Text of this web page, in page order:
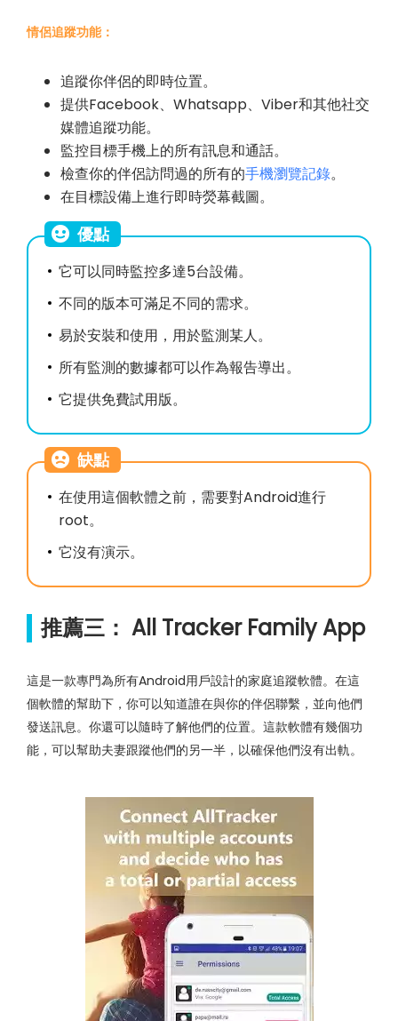
情侶追蹤功能：
追蹤你伴侶的即時位置。
提供Facebook、Whatsapp、Viber和其他社交
媒體追蹤功能。
監控目標手機上的所有訊息和通話。
檢查你的伴侶訪問過的所有的手機瀏覽記錄。
在目標設備上進行即時熒幕截圖。
優點
它可以同時監控多達5台設備。
不同的版本可滿足不同的需求。
易於安裝和使用，用於監測某人。
所有監測的數據都可以作為報告導出。
它提供免費試用版。
缺點
在使用這個軟體之前，需要對Android進行
root。
它沒有演示。
推薦三： All Tracker Family App
這是一款專門為所有Android用戶設計的家庭追蹤軟體。在這
個軟體的幫助下，你可以知道誰在與你的伴侶聯繫，並向他們
發送訊息。你還可以隨時了解他們的位置。這款軟體有幾個功
能，可以幫助夫妻跟蹤他們的另一半，以確保他們沒有出軌。